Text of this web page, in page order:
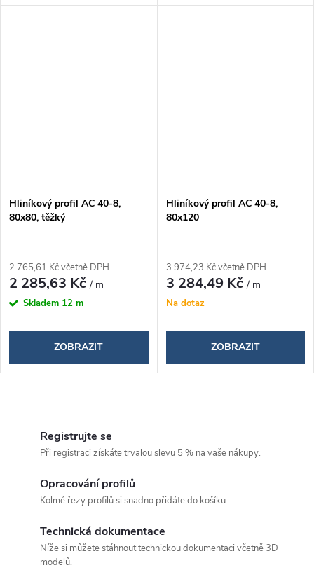
Hliníkový profil AC 40-8,
80x80, těžký
2 765,61 Kč včetně DPH
2 285,63 Kč/ m
Skladem 12 m
ZOBRAZIT
Hliníkový profil AC 40-8,
80x120
3 974,23 Kč včetně DPH
3 284,49 Kč/ m
Na dotaz
ZOBRAZIT
Registrujte se
Při registraci získáte trvalou slevu 5 % na vaše nákupy.
Opracování profilů
Kolmé řezy profilů si snadno přidáte do košíku.
Technická dokumentace
Níže si můžete stáhnout technickou dokumentaci včetně 3D
modelů.